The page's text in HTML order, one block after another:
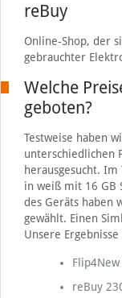
reBuy
Online-Shop, der
gebrauchter
Welche
geboten?
Testweise haben
unterschiedlichen
herausgesucht.
in weiß mit 16 GB
des Geräts haben
gewählt. Einen
Unsere
reBuy